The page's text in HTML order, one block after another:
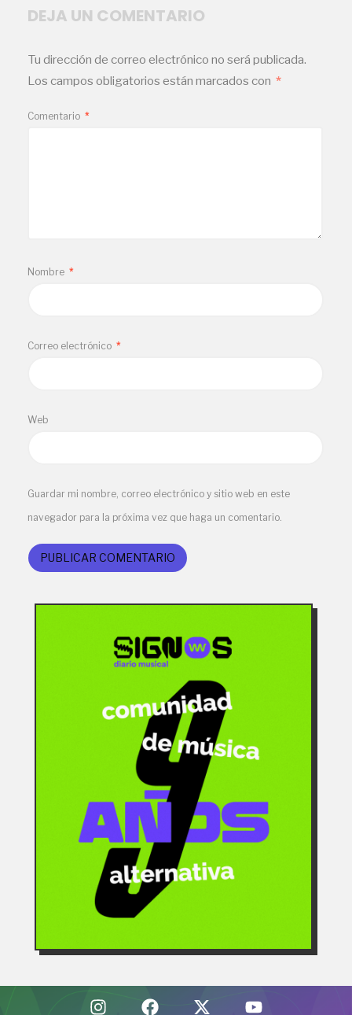
DEJA UN COMENTARIO
Tu dirección de correo electrónico no será publicada.
Los campos obligatorios están marcados con *
Comentario *
Nombre *
Correo electrónico *
Web
Guardar mi nombre, correo electrónico y sitio web en este
navegador para la próxima vez que haga un comentario.